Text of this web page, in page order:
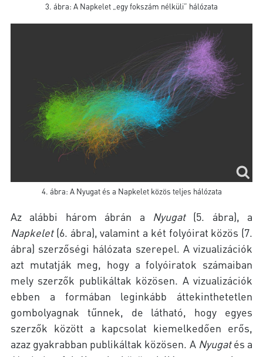
3. ábra: A Napkelet „egy fokszám nélküli” hálózata
4. ábra: A Nyugat és a Napkelet közös teljes hálózata
Az alábbi három ábrán a Nyugat(5. ábra), a
Napkelet(6. ábra), valamint a két folyóirat közös (7.
ábra) szerzőségi hálózata szerepel. A vizualizációk
azt mutatják meg, hogy a folyóiratok számaiban
mely szerzők publikáltak közösen. A vizualizációk
ebben a formában leginkább áttekinthetetlen
gombolyagnak tűnnek, de látható, hogy egyes
szerzők között a kapcsolat kiemelkedően erős,
azaz gyakrabban publikáltak közösen. A Nyugatés a